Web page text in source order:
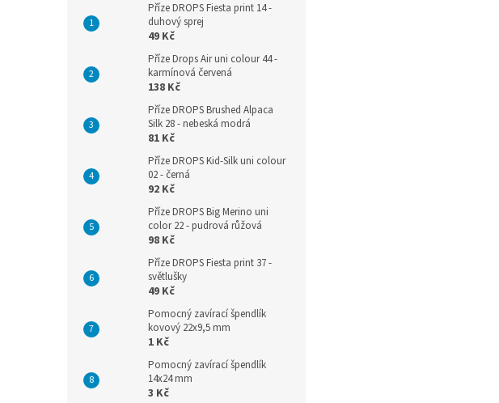
Příze DROPS Fiesta print 14 -
duhový sprej
49 Kč
Příze Drops Air uni colour 44 -
karmínová červená
138 Kč
Příze DROPS Brushed Alpaca
Silk 28 - nebeská modrá
81 Kč
Příze DROPS Kid-Silk uni colour
02 - černá
92 Kč
Příze DROPS Big Merino uni
color 22 - pudrová růžová
98 Kč
Příze DROPS Fiesta print 37 -
světlušky
49 Kč
Pomocný zavírací špendlík
kovový 22x9,5 mm
1 Kč
Pomocný zavírací špendlík
14x24 mm
3 Kč